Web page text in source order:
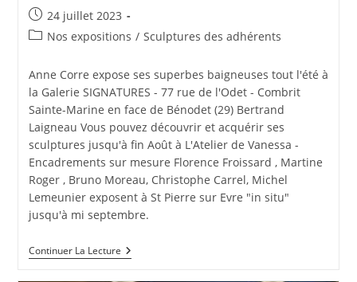
Publication
publiée :
24 juillet 2023
PostNos expositions / Sculptures des adhérents
Anne Corre expose ses superbes baigneuses tout l'été à
la Galerie SIGNATURES - 77 rue de l'Odet - Combrit
Sainte-Marine en face de Bénodet (29) Bertrand
Laigneau Vous pouvez découvrir et acquérir ses
sculptures jusqu'à fin Août à L'Atelier de Vanessa -
Encadrements sur mesure Florence Froissard , Martine
Roger , Bruno Moreau, Christophe Carrel, Michel
Lemeunier exposent à St Pierre sur Evre "in situ"
jusqu'à mi septembre.
Continuer La LectureExposition
De